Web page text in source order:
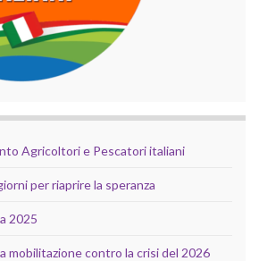
Agricoltori e Pescatori italiani
per riaprire la speranza
2025
mobilitazione contro la crisi del 2026